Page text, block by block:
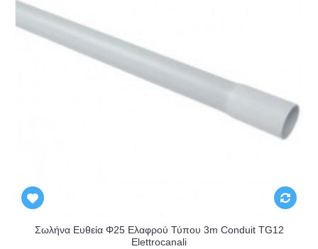
Σωλήνα Ευθεία Φ25 Ελαφρού Τύπου 3m Conduit TG12
Elettrocanali